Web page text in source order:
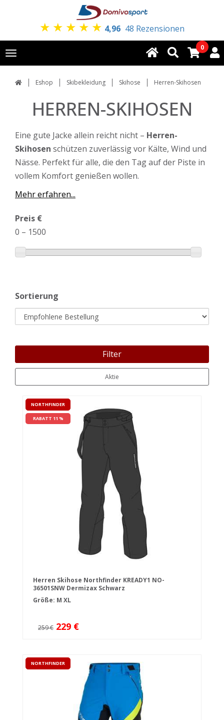
★ ★ ★ ★ ★ 4,96 48 Rezensionen
Toggle
navigation
0
Eshop Skibekleidung Skihose Herren-Skihosen
HERREN-SKIHOSEN
Eine gute Jacke allein reicht nicht – Herren-
Skihosen schützen zuverlässig vor Kälte, Wind und
Nässe. Perfekt für alle, die den Tag auf der Piste in
vollem Komfort genießen wollen.
Mehr erfahren...
Preis €
0 – 1500
Sortierung
Filter
Aktie
NORTHFINDER
RABATT 11 %
Herren Skihose Northfinder KREADY1 NO-
36501SNW Dermizax Schwarz
Größe: M XL
259 € 229 €
NORTHFINDER